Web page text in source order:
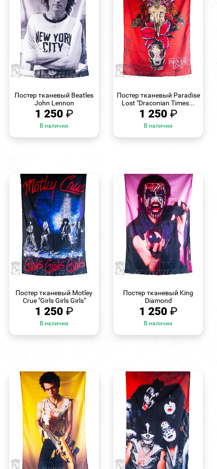
Постер тканевый Beatles
John Lennon
1 250 ₽
В наличии
Постер тканевый Paradise
Lost "Draconian Times...
1 250 ₽
В наличии
Постер тканевый Motley
Crue "Girls Girls Girls"
1 250 ₽
В наличии
Постер тканевый King
Diamond
1 250 ₽
В наличии